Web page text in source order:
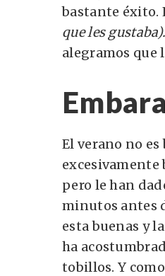
bastante éxito.
que les gustaba).
alegramos que
El verano no es
excesivamente
pero le han
minutos antes
esta buenas y
ha
tobillos. Y